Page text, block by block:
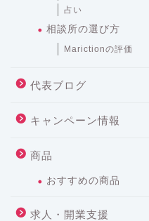
占い
相談所の選び方
Marictionの評価
代表ブログ
キャンペーン情報
商品
おすすめの商品
求人・開業支援